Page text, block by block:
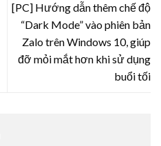
[PC] Hướng dẫn thêm chế độ
“Dark Mode” vào phiên bản
Zalo trên Windows 10, giúp
đỡ mỏi mắt hơn khi sử dụng
buổi tối